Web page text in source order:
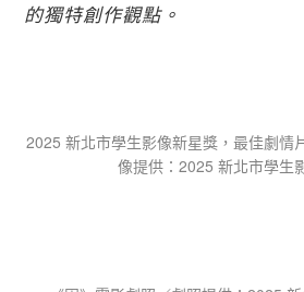
的獨特創作觀點。
2025 新北市學生影像新星獎，最佳劇情
像提供：​2025 新北市學生